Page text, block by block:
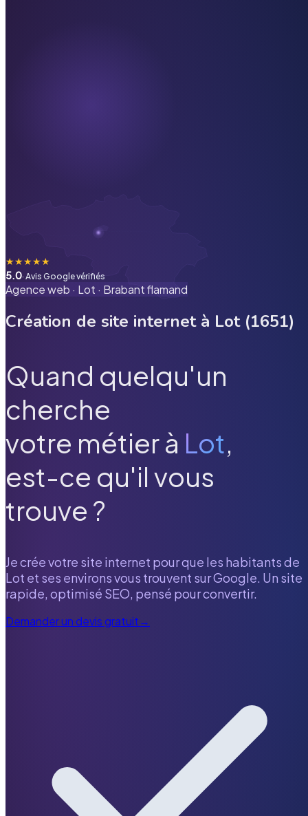
★★★★★
5.0· Avis Google vérifiés
Agence web · Lot · Brabant flamand
Création de site internet à Lot(1651)
Quand quelqu'un
cherche
votre métier à Lot,
est-ce qu'il vous
trouve ?
Je crée votre site internet pour que les habitants de
Lot et ses environs vous trouvent sur Google. Un site
rapide, optimisé SEO, pensé pour convertir.
Demander un devis gratuit→